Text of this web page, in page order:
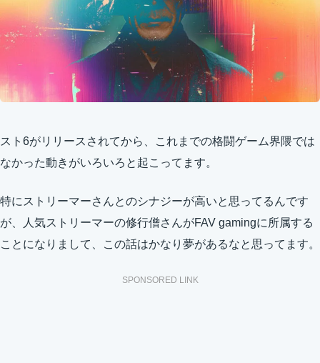
スト6がリリースされてから、これまでの格闘ゲーム界隈では
なかった動きがいろいろと起こってます。
特にストリーマーさんとのシナジーが高いと思ってるんです
が、人気ストリーマーの修行僧さんがFAV gamingに所属する
ことになりまして、この話はかなり夢があるなと思ってます。
SPONSORED LINK